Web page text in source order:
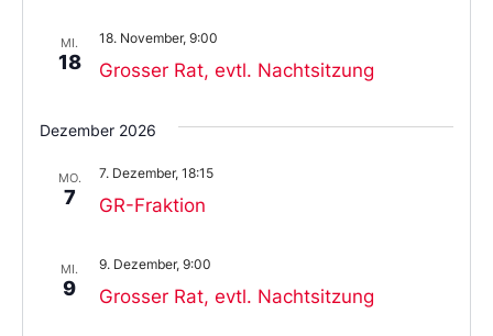
MI.
18 Grosser Rat, evtl. Nachtsitzung
18. November, 9:00
Dezember 2026
MO.
7 GR-Fraktion
7. Dezember, 18:15
MI.
9 Grosser Rat, evtl. Nachtsitzung
9. Dezember, 9:00